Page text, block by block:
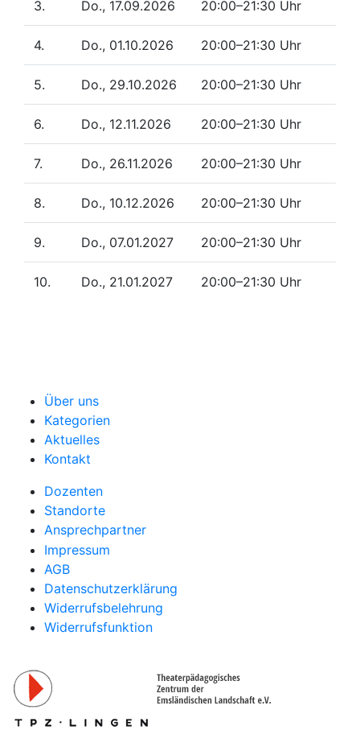
3. Do., 17.09.2026 20:00–21:30 Uhr
4. Do., 01.10.2026 20:00–21:30 Uhr
5. Do., 29.10.2026 20:00–21:30 Uhr
6. Do., 12.11.2026 20:00–21:30 Uhr
7. Do., 26.11.2026 20:00–21:30 Uhr
8. Do., 10.12.2026 20:00–21:30 Uhr
9. Do., 07.01.2027 20:00–21:30 Uhr
10. Do., 21.01.2027 20:00–21:30 Uhr
Über uns
Kategorien
Aktuelles
Kontakt
Dozenten
Standorte
Ansprechpartner
Impressum
AGB
Datenschutzerklärung
Widerrufsbelehrung
Widerrufsfunktion